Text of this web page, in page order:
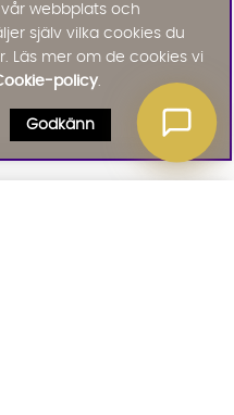
webbplats och
själv vilka cookies du
Läs mer om de cookies vi
policy.
Godkänn